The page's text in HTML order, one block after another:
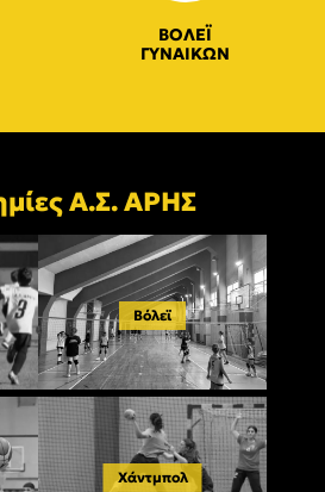
ΒΟΛΕΪ
ΓΥΝΑΙΚΩΝ
Α.Σ. ΑΡΗΣ
Βόλεϊ
Χάντμπολ